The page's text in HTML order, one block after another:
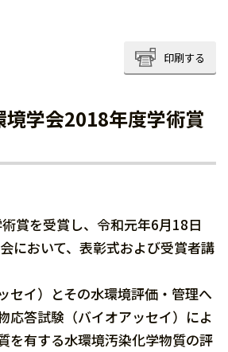
印刷する
学会2018年度学術賞
賞を受賞し、令和元年6月18日
において、表彰式および受賞者講
セイ）とその水環境評価・管理へ
応答試験（バイオアッセイ）によ
を有する水環境汚染化学物質の評